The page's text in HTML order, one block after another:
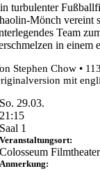
turbulenter
Mönch vereint
Team
in einem
Stephen Chow •
mit
So. 29.03.
21:15
Saal 1
Veranstaltungsort:
Colosseum
Anmerkung: